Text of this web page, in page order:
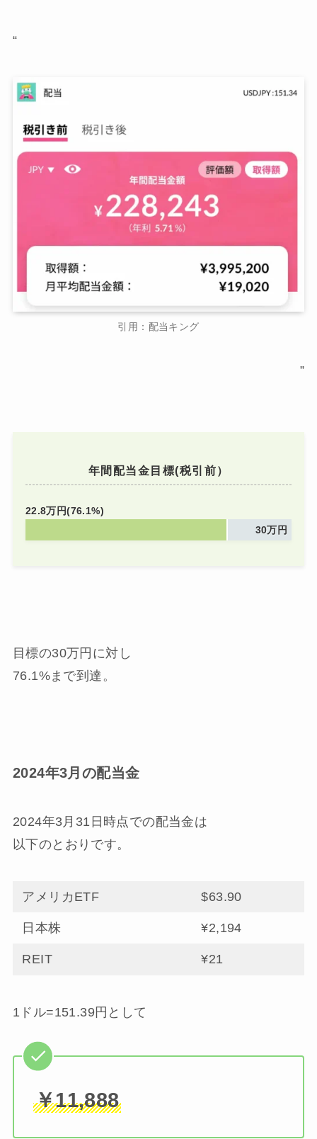
“
引用：配当キング
”
年間配当金目標(税引前）
22.8万円(76.1%)
30万円
目標の30万円に対し
76.1%まで到達。
2024年3月の配当金
2024年3月31日時点での配当金は
以下のとおりです。
アメリカETF $63.90
日本株 ¥2,194
REIT ¥21
1ドル=151.39円として
￥11,888